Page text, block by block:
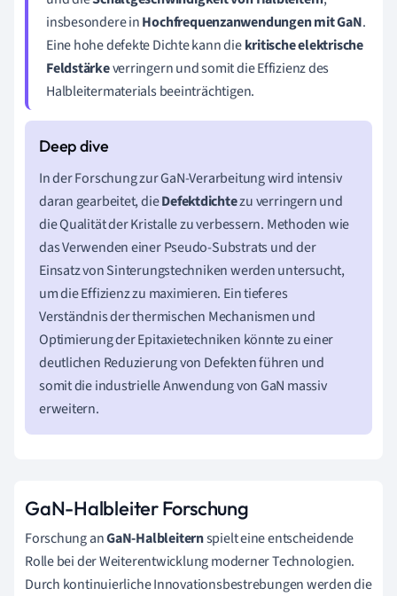
insbesondere inHochfrequenzanwendungen mit GaN.
Eine hohe defekte Dichte kann diekritische elektrische
Feldstärkeverringern und somit die Effizienz des
Halbleitermaterials beeinträchtigen.
In der Forschung zur GaN-Verarbeitung wird intensiv
daran gearbeitet, dieDefektdichtezu verringern und
die Qualität der Kristalle zu verbessern. Methoden wie
das Verwenden einer Pseudo-Substrats und der
Einsatz von Sinterungstechniken werden untersucht,
um die Effizienz zu maximieren. Ein tieferes
Verständnis der thermischen Mechanismen und
Optimierung der Epitaxietechniken könnte zu einer
deutlichen Reduzierung von Defekten führen und
somit die industrielle Anwendung von GaN massiv
erweitern.
GaN-Halbleiter Forschung
Forschung anGaN-Halbleiternspielt eine entscheidende
Rolle bei der Weiterentwicklung moderner Technologien.
Durch kontinuierliche Innovationsbestrebungen werden die